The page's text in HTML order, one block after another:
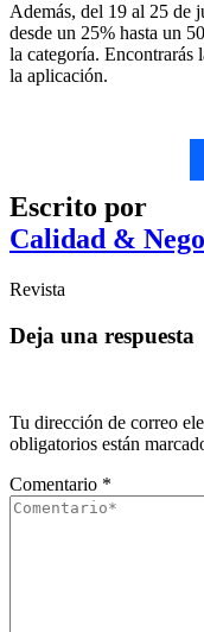
Además, del 19 al 25 de
desde un 25% hasta un
la categoría. Encontrarás
la aplicación.
Escrito por
Calidad &
Revista
Deja una respuesta
Tu dirección de correo
obligatorios están
Comentario *